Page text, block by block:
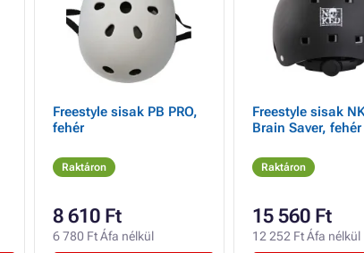
Freestyle sisak PB PRO,
fehér
Raktáron
8 610 Ft
6 780 Ft Áfa nélkül
Freestyle sisak
Brain Saver, fehér
Raktáron
15 560 Ft
12 252 Ft Áfa nélkül